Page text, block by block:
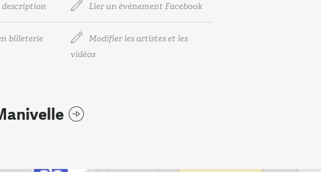
description Lier un événement Facebook
billeterie
Modifier les artistes et les
vidéos